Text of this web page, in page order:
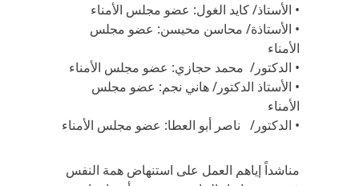
• الأستاذ/ كايد الغول: عضو مجلس الأمناء
• الأستاذة/ محاسن محيسن: عضو مجلس
الأمناء
• الدكتور/ محمد حجازي: عضو مجلس الأمناء
• الأستاذ الدكتور/ هاني نجم: عضو مجلس
الأمناء
• الدكتور/ ناصر أبو العطا: عضو مجلس الأمناء
مناشداً إياهم العمل على استنهاض همة النفس